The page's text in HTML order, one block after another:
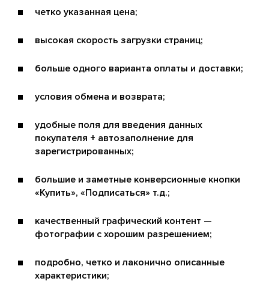
четко указанная цена;
высокая скорость загрузки страниц;
больше одного варианта оплаты и доставки;
условия обмена и возврата;
удобные поля для введения данных
покупателя + автозаполнение для
зарегистрированных;
большие и заметные конверсионные кнопки
«Купить», «Подписаться» т.д.;
качественный графический контент —
фотографии с хорошим разрешением;
подробно, четко и лаконично описанные
характеристики;